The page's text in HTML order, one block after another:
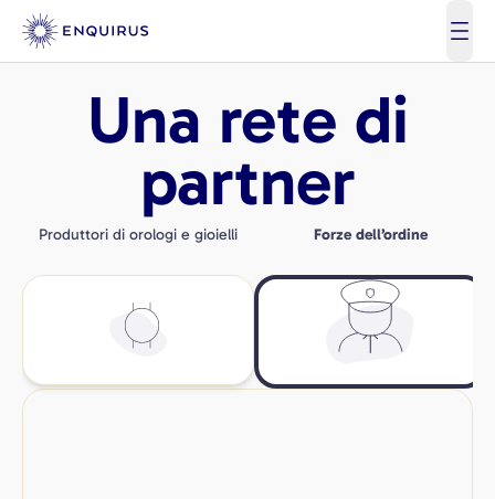
Una rete di
partner
Produttori di orologi e gioielli Forze dell’ordine